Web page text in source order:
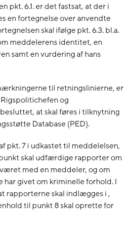
pkt. 6.1. er det fastsat, at der i
en fortegnelse over anvendte
skal ifølge pkt. 6.3. bl.a.
meddelerens identitet, en
samt en vurdering af hans
til retningslinierne, er
og
at skal føres i tilknytning
Database (PED).
pkt. 7 i udkastet til meddelelsen,
skal udfærdige rapporter om
med en meddeler, og om
har givet om kriminelle forhold. I
rapporterne skal indlægges i ,
til punkt 8 skal oprette for